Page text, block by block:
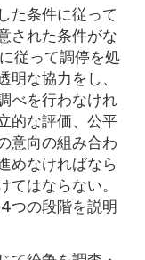
た条件に従って
された条件がな
従って調停を処
な協力をし、
べを行わなけれ
的な評価、公平
意向の組み合わ
めなければなら
はならない。
つの段階を説明